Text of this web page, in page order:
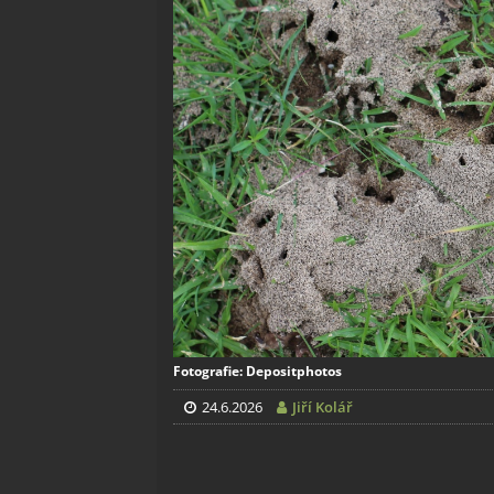
Fotografie: Depositphotos
24.6.2026 Jiří Kolář